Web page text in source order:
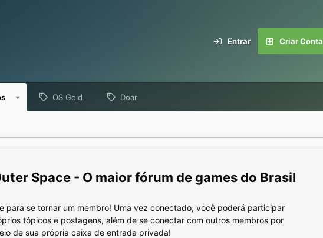
Entrar Criar Conta
OS Gold Doar
Space - O maior fórum de games do Brasil
para se tornar um membro! Uma vez conectado, você poderá participar
tópicos e postagens, além de se conectar com outros membros por
de sua própria caixa de entrada privada!